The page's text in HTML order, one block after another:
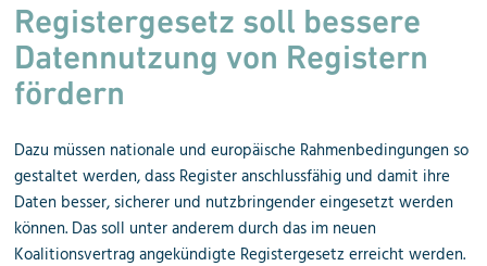
Registergesetz soll bessere
Datennutzung von Registern
fördern
Dazu müssen nationale und europäische Rahmenbedingungen so
gestaltet werden, dass Register anschlussfähig und damit ihre
Daten besser, sicherer und nutzbringender eingesetzt werden
können. Das soll unter anderem durch das im neuen
Koalitionsvertrag angekündigte Registergesetz erreicht werden.